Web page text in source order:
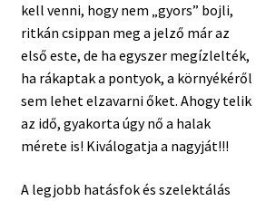
kell venni, hogy nem „gyors” bojli,
ritkán csippan meg a jelző már az
első este, de ha egyszer megízlelték,
ha rákaptak a pontyok, a környékéről
sem lehet elzavarni őket. Ahogy telik
az idő, gyakorta úgy nő a halak
mérete is! Kiválogatja a nagyját!!!
A legjobb hatásfok és szelektálás